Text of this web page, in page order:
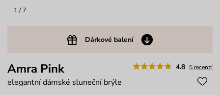
1 / 7
Dárkové balení
4.8 5 recenzí
Amra Pink
elegantní dámské sluneční brýle